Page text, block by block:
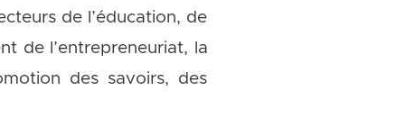
de l’éducation, de
de l’entrepreneuriat, la
des savoirs, des